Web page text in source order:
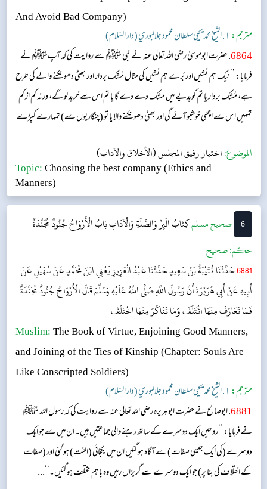
And Avoid Bad Company)
مترجم: ١. الشيخ محمد يحيىٰ سلطان محمود جلالبوري (دار السّلام)
6864. حضرت ابوموسیٰ رضی اللہ تعالی عنہ نے نبی ﷺ سے روایت کی کہ آپﷺ نے
فرمایا: ’’نیک ہم نشیں اور بُرے ہم نشیں کی مثال مُشک بردار اور بھٹی دھونکنے والے کی طرح
ہے، مُشک بردار یا تم کو ہدیے میں مشک دے دے گا یا تم اس سے خرید لو گے، ورنہ کم از کم
تمہیں اس سے اچھی خوشبو آئے گی اور بھٹی دھونکنے والا یا تو (چنگاریوں سے) تمہارے کپڑے
جلائے گا یا تمہیں (اس سے) بدبُو آئے گی۔‘‘...
الموضوع:اختيار رفيق المجلس (الأخلاق والآداب)
Topic: Choosing the best company (Ethics and
Manners)
6 ‌صحيح مسلمكِتَابُ الْبِرِّ وَالصِّلَةِ وَالْآدَابِبَابُ الْأَرْوَاحُ جُنُودٌ مُجَنَّدَةٌ
حکم:صحیح
6881حَدَّثَنَا قُتَيْبَةُ بْنُ سَعِيدٍ حَدَّثَنَا عَبْدُ الْعَزِيزِ يَعْنِي ابْنَ مُحَمَّدٍ عَنْ سُهَيْلٍ عَنْ
أَبِيهِ عَنْ أَبِي هُرَيْرَةَ أَنَّ رَسُولَ اللَّهِ صَلَّى اللَّهُ عَلَيْهِ وَسَلَّمَ قَالَ الْأَرْوَاحُ جُنُودٌ مُجَنَّدَةٌ
فَمَا تَعَارَفَ مِنْهَا ائْتَلَفَ وَمَا تَنَاكَرَ مِنْهَا اخْتَلَفَ
Muslim: The Book of Virtue, Enjoining Good Manners,
and Joining of the Ties of Kinship (Chapter: Souls Are
Like Conscripted Soldiers)
مترجم: ١. الشيخ محمد يحيىٰ سلطان محمود جلالبوري (دار السّلام)
6881. ابوصالح نے حضرت ابوہریرہ رضی اللہ تعالی عنہ سے روایت کی کہ رسول اللہ ﷺ
نے فرمایا: ’’روحیں ایک دوسرے کے ساتھ رہنے والی جماعتیں ہیں۔ ان میں سے جو ایک
دوسرے (کی ایک جیسی صفات) سے آگاہ ہو گئیں ان میں یکجائی (الفت) ہو گئی اور (صفات
کے اختلاف کی بنا پر) جو ایک دوسرے سے گریزاں رہیں وہ باہم مختلف ہو گئیں۔‘‘...